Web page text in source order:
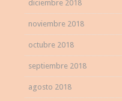
diciembre 2018
noviembre 2018
octubre 2018
septiembre 2018
agosto 2018